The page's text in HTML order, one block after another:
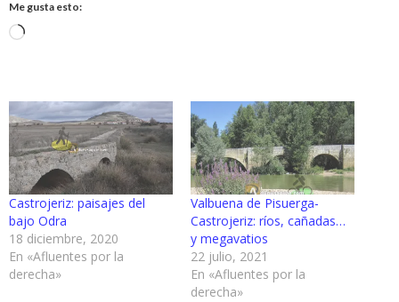
Me gusta esto:
Cargando...
Castrojeriz: paisajes del
bajo Odra
18 diciembre, 2020
En «Afluentes por la
derecha»
Valbuena de Pisuerga-
Castrojeriz: ríos, cañadas…
y megavatios
22 julio, 2021
En «Afluentes por la
derecha»